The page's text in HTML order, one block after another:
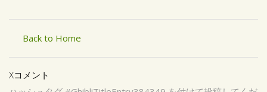
Back to Home
Xコメント